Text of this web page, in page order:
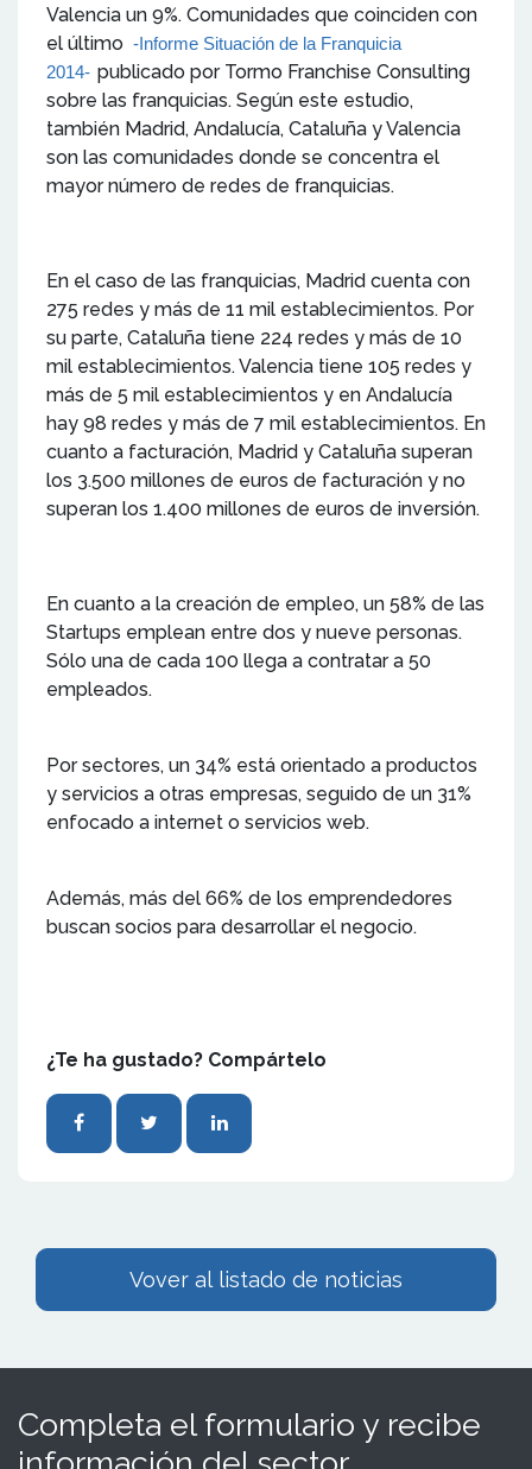
Valencia un 9%. Comunidades que coinciden con
el último -Informe Situación de la Franquicia
2014- publicado por Tormo Franchise Consulting
sobre las franquicias. Según este estudio,
también Madrid, Andalucía, Cataluña y Valencia
son las comunidades donde se concentra el
mayor número de redes de franquicias.
En el caso de las franquicias, Madrid cuenta con
275 redes y más de 11 mil establecimientos. Por
su parte, Cataluña tiene 224 redes y más de 10
mil establecimientos. Valencia tiene 105 redes y
más de 5 mil establecimientos y en Andalucía
hay 98 redes y más de 7 mil establecimientos. En
cuanto a facturación, Madrid y Cataluña superan
los 3.500 millones de euros de facturación y no
superan los 1.400 millones de euros de inversión.
En cuanto a la creación de empleo, un 58% de las
Startups emplean entre dos y nueve personas.
Sólo una de cada 100 llega a contratar a 50
empleados.
Por sectores, un 34% está orientado a productos
y servicios a otras empresas, seguido de un 31%
enfocado a internet o servicios web.
Además, más del 66% de los emprendedores
buscan socios para desarrollar el negocio.
¿Te ha gustado? Compártelo
Vover al listado de noticias
Completa el formulario y recibe